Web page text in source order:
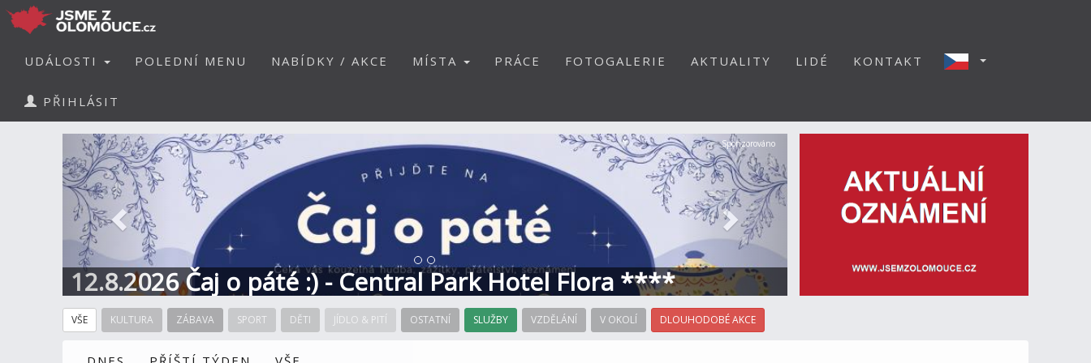
UDÁLOSTI POLEDNÍ MENU NABÍDKY / AKCE MÍSTA PRÁCE FOTOGALERIE AKTUALITY LIDÉ KONTAKT
PŘIHLÁSIT
12.8.2026 Čaj o páté :) - Central Park Hotel Flora ****
Předchozí Další
Sponzorováno
VŠE KULTURA ZÁBAVA SPORT DĚTI JÍDLO & PITÍ OSTATNÍ SLUŽBY VZDĚLÁNÍ V OKOLÍ DLOUHODOBÉ AKCE